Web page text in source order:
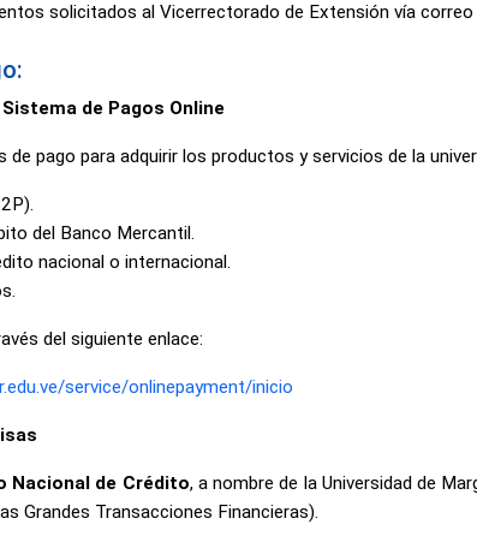
solicitados al Vicerrectorado de Extensión vía correo
de Pagos Online
pago para adquirir los productos y servicios de la
del Banco Mercantil.
nacional o internacional.
del siguiente enlace:
service/onlinepayment/inicio
Nacional de Crédito, a nombre de la Universidad de
Grandes Transacciones Financieras).